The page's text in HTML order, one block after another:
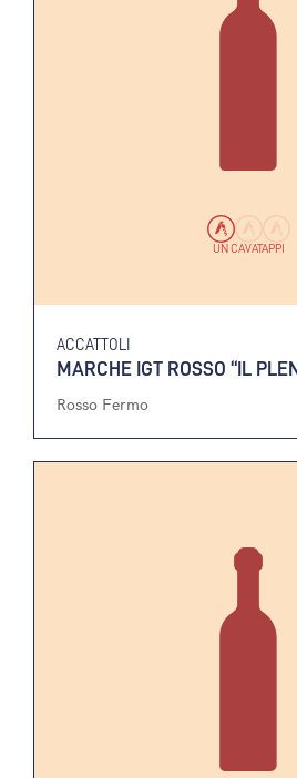
UN CAVATAPPI
ACCATTOLI
MARCHE IGT ROSSO “IL
Rosso Fermo